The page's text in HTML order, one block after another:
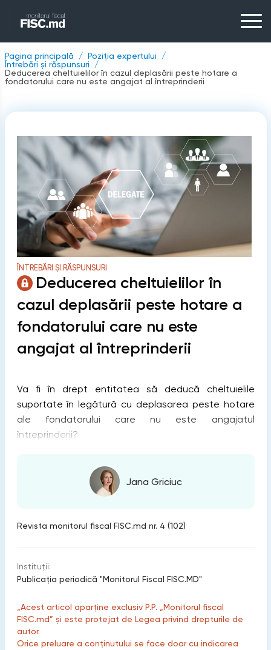
Pagina principală
Poziția expertului
Întrebări și răspunsuri
Deducerea cheltuielilor în cazul deplasării peste hotare a
fondatorului care nu este angajat al întreprinderii
ÎNTREBĂRI ȘI RĂSPUNSURI
Deducerea cheltuielilor în
cazul deplasării peste hotare a
fondatorului care nu este
angajat al întreprinderii
Va fi în drept entitatea să deducă cheltuielile
suportate în legătură cu deplasarea peste hotare
ale fondatorului care nu este angajatul
întreprinderii?
Jana Griciuc
Revista monitorul fiscal FISC.md nr. 4 (102)
Instituții:
Publicaţia periodică "Monitorul Fiscal FISC.MD"
„Acest articol aparține exclusiv P.P. „Monitorul fiscal
FISC.md” și este protejat de Legea privind drepturile de
autor.
Orice preluare a conținutului se face doar cu indicarea